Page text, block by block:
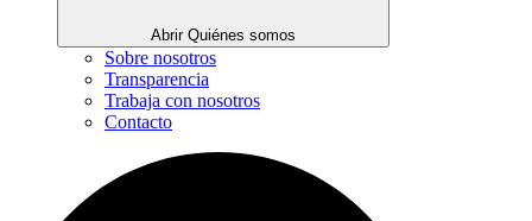
Abrir Quiénes somos
Sobre nosotros
Transparencia
Trabaja con nosotros
Contacto